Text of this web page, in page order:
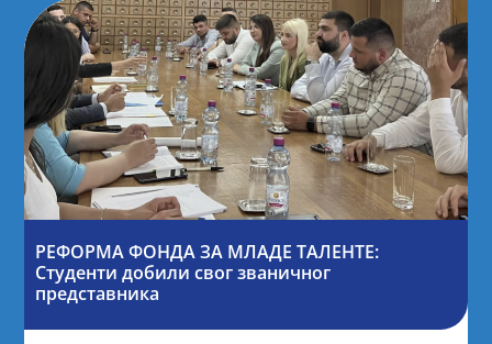
РЕФОРМА ФОНДА ЗА МЛАДЕ ТАЛЕНТЕ:
Студенти добили свог званичног
представника